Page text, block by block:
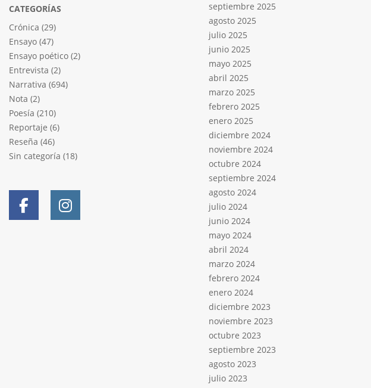
CATEGORÍAS
Crónica (29)
Ensayo (47)
Ensayo poético (2)
Entrevista (2)
Narrativa (694)
Nota (2)
Poesía (210)
Reportaje (6)
Reseña (46)
Sin categoría (18)
septiembre 2025
agosto 2025
julio 2025
junio 2025
mayo 2025
abril 2025
marzo 2025
febrero 2025
enero 2025
diciembre 2024
noviembre 2024
octubre 2024
septiembre 2024
agosto 2024
julio 2024
junio 2024
mayo 2024
abril 2024
marzo 2024
febrero 2024
enero 2024
diciembre 2023
noviembre 2023
octubre 2023
septiembre 2023
agosto 2023
julio 2023